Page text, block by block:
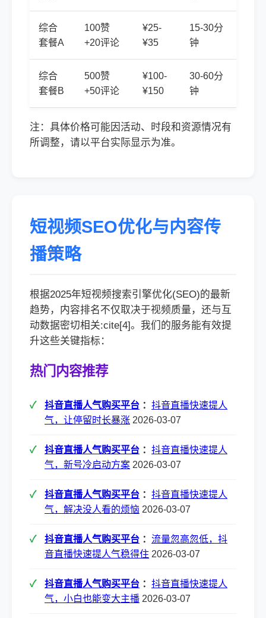
综合
套餐A
100赞
+20评论
¥25-
¥35
15-30分
钟
综合
套餐B
500赞
+50评论
¥100-
¥150
30-60分
钟
注：具体价格可能因活动、时段和资源情况有
所调整，请以平台实际显示为准。
短视频SEO优化与内容传
播策略
根据2025年短视频搜索引擎优化(SEO)的最新
趋势，内容排名不仅取决于视频质量，还与互
动数据密切相关:cite[4]。我们的服务能有效提
升这些关键指标：
热门内容推荐
抖音直播人气购买平台 ： 抖音直播快速提人
气，让停留时长暴涨 2026-03-07
抖音直播人气购买平台 ： 抖音直播快速提人
气，新号冷启动方案 2026-03-07
抖音直播人气购买平台 ： 抖音直播快速提人
气，解决没人看的烦恼 2026-03-07
抖音直播人气购买平台 ： 流量忽高忽低，抖
音直播快速提人气稳得住 2026-03-07
抖音直播人气购买平台 ： 抖音直播快速提人
气，小白也能变大主播 2026-03-07